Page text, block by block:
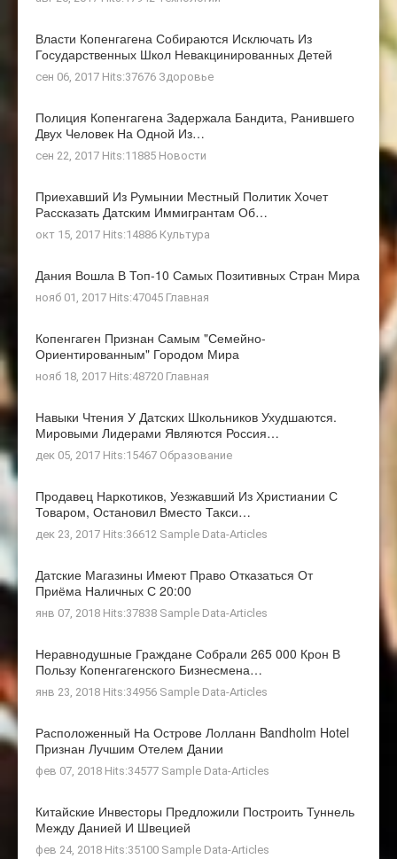
Власти Копенгагена Собираются Исключать Из
Государственных Школ Невакцинированных Детей
сен 06, 2017 Hits:37676 Здоровье
Полиция Копенгагена Задержала Бандита, Ранившего
Двух Человек На Одной Из…
сен 22, 2017 Hits:11885 Новости
Приехавший Из Румынии Местный Политик Хочет
Рассказать Датским Иммигрантам Об…
окт 15, 2017 Hits:14886 Культура
Дания Вошла В Топ-10 Самых Позитивных Стран Мира
нояб 01, 2017 Hits:47045 Главная
Копенгаген Признан Самым "семейно-
Ориентированным" Городом Мира
нояб 18, 2017 Hits:48720 Главная
Навыки Чтения У Датских Школьников Ухудшаются.
Мировыми Лидерами Являются Россия…
дек 05, 2017 Hits:15467 Образование
Продавец Наркотиков, Уезжавший Из Христиании С
Товаром, Остановил Вместо Такси…
дек 23, 2017 Hits:36612 Sample Data-Articles
Датские Магазины Имеют Право Отказаться От
Приёма Наличных С 20:00
янв 07, 2018 Hits:37838 Sample Data-Articles
Неравнодушные Граждане Собрали 265 000 Крон В
Пользу Копенгагенского Бизнесмена…
янв 23, 2018 Hits:34956 Sample Data-Articles
Расположенный На Острове Лолланн Bandholm Hotel
Признан Лучшим Отелем Дании
фев 07, 2018 Hits:34577 Sample Data-Articles
Китайские Инвесторы Предложили Построить Туннель
Между Данией И Швецией
фев 24, 2018 Hits:35100 Sample Data-Articles